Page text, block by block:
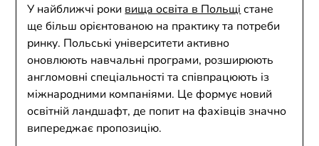
У найближчі роки вища освіта в Польщі стане
ще більш орієнтованою на практику та потреби
ринку. Польські університети активно
оновлюють навчальні програми, розширюють
англомовні спеціальності та співпрацюють із
міжнародними компаніями. Це формує новий
освітній ландшафт, де попит на фахівців значно
випереджає пропозицію.